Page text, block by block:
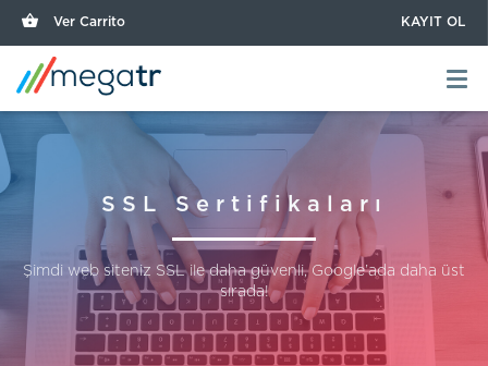
Ver Carrito KAYIT OL
SSL Sertifikaları
Şimdi web siteniz SSL ile daha güvenli, Google’ada daha üst
sırada!